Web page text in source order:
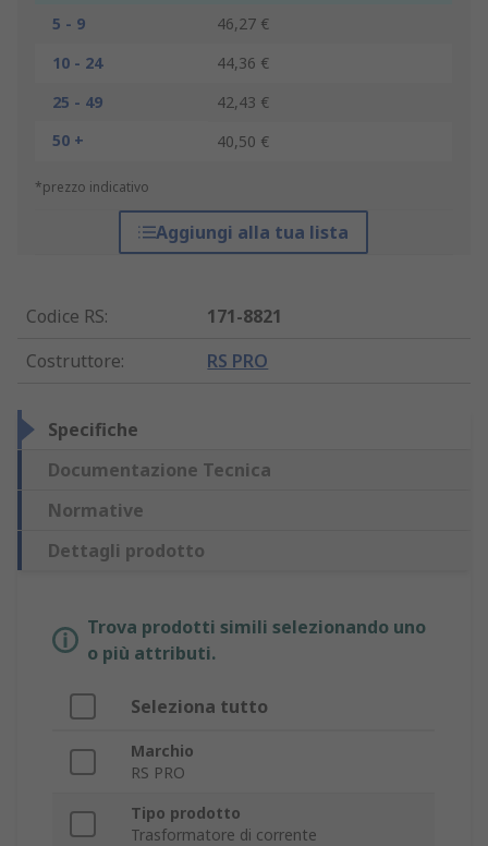
5 - 9
46,27 €
10 - 24
44,36 €
25 - 49
42,43 €
50 +
40,50 €
*prezzo indicativo
Aggiungi alla tua lista
Codice RS:
171-8821
Costruttore: RS PRO
Specifiche
Documentazione Tecnica
Normative
Dettagli prodotto
Trova prodotti simili selezionando uno
o più attributi.
Seleziona tutto
Marchio
RS PRO
Tipo prodotto
Trasformatore di corrente